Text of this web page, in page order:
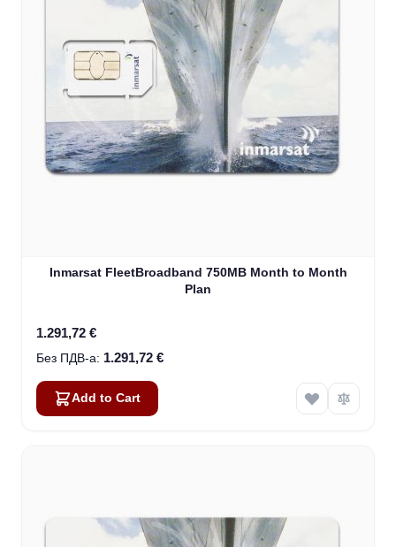
Inmarsat FleetBroadband 750MB Month to Month
Plan
1.291,72 €
1.291,72 €
Add to Cart